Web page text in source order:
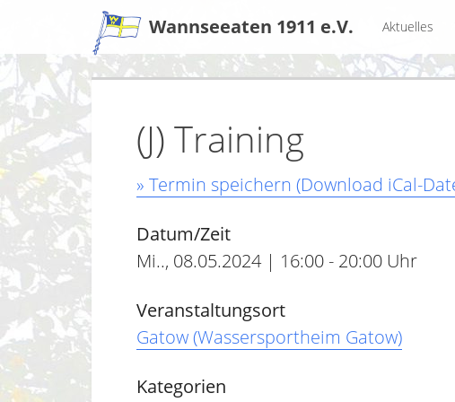
Wannseeaten 1911 e.V. Aktuelles
(J) Training
» Termin speichern (Download iCal-
Datum/Zeit
Mi.., 08.05.2024 | 16:00 - 20:00 Uhr
Veranstaltungsort
Gatow (Wassersportheim Gatow)
Kategorien